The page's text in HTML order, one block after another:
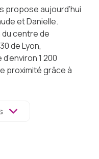
propose aujourd’hui
et Danielle.
du centre de
de Lyon,
1 200
proximité grâce à
de la commune.
mais aux abords